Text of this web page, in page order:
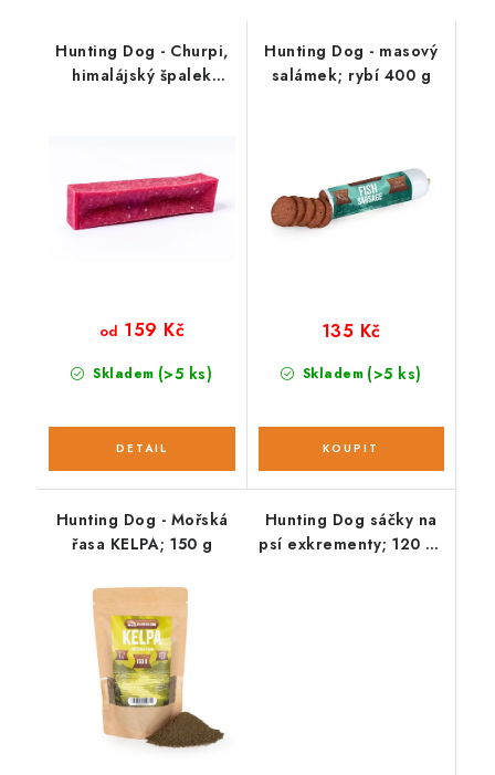
Hunting Dog - Churpi,
himalájský špalek
Skladem (>5 ks)
od 159 Kč
Hunting Dog - masový
salámek; rybí 400 g
Skladem (>5 ks)
135 Kč
Hunting Dog - Mořská
řasa KELPA; 150 g
Hunting Dog sáčky na
psí exkrementy; 120 ks